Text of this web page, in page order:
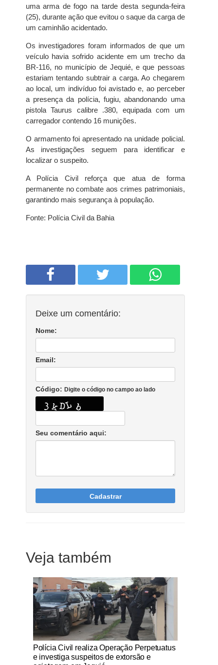
uma arma de fogo na tarde desta segunda-feira
(25), durante ação que evitou o saque da carga de
um caminhão acidentado.
Os investigadores foram informados de que um
veículo havia sofrido acidente em um trecho da
BR-116, no município de Jequié, e que pessoas
estariam tentando subtrair a carga. Ao chegarem
ao local, um indivíduo foi avistado e, ao perceber
a presença da polícia, fugiu, abandonando uma
pistola Taurus calibre .380, equipada com um
carregador contendo 16 munições.
O armamento foi apresentado na unidade policial.
As investigações seguem para identificar e
localizar o suspeito.
A Polícia Civil reforça que atua de forma
permanente no combate aos crimes patrimoniais,
garantindo mais segurança à população.
Fonte: Polícia Civil da Bahia
Deixe um comentário:
Nome:
Email:
Código: Digite o código no campo ao lado
Seu comentário aqui:
Cadastrar
Veja também
Notícias Católicas
Polícia Civil realiza Operação Perpetuatus
e investiga suspeitos de extorsão e